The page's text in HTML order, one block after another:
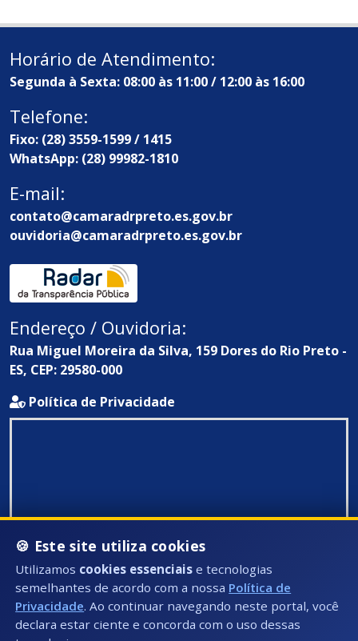
Horário de Atendimento:
Segunda à Sexta: 08:00 às 11:00 / 12:00 às 16:00
Telefone:
Fixo: (28) 3559-1599 / 1415
WhatsApp: (28) 99982-1810
E-mail:
contato@camaradrpreto.es.gov.br
ouvidoria@camaradrpreto.es.gov.br
Endereço / Ouvidoria:
Rua Miguel Moreira da Silva, 159 Dores do Rio Preto -
ES, CEP: 29580-000
Política de Privacidade
🍪 Este site utiliza cookies
Utilizamos cookies essenciais e tecnologias
semelhantes de acordo com a nossa Política de
Privacidade. Ao continuar navegando neste portal, você
declara estar ciente e concorda com o uso dessas